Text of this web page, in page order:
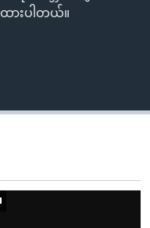
းပါတယ်။